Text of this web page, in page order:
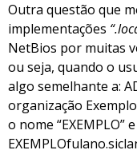
Outra questão que
implementações
NetBios por muitas
ou seja, quando o
algo semelhante a:
organização
o nome “EXEMPLO”